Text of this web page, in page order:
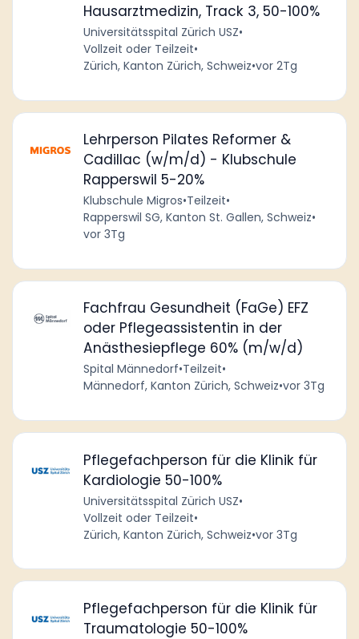
Hausarztmedizin, Track 3, 50-100%
Universitätsspital Zürich USZ•
Vollzeit oder Teilzeit•
Zürich, Kanton Zürich, Schweiz•vor 2Tg
Lehrperson Pilates Reformer &
Cadillac (w/m/d) - Klubschule
Rapperswil 5-20%
Klubschule Migros•Teilzeit•
Rapperswil SG, Kanton St. Gallen, Schweiz•
vor 3Tg
Fachfrau Gesundheit (FaGe) EFZ
oder Pflegeassistentin in der
Anästhesiepflege 60% (m/w/d)
Spital Männedorf•Teilzeit•
Männedorf, Kanton Zürich, Schweiz•vor 3Tg
Pflegefachperson für die Klinik für
Kardiologie 50-100%
Universitätsspital Zürich USZ•
Vollzeit oder Teilzeit•
Zürich, Kanton Zürich, Schweiz•vor 3Tg
Pflegefachperson für die Klinik für
Traumatologie 50-100%